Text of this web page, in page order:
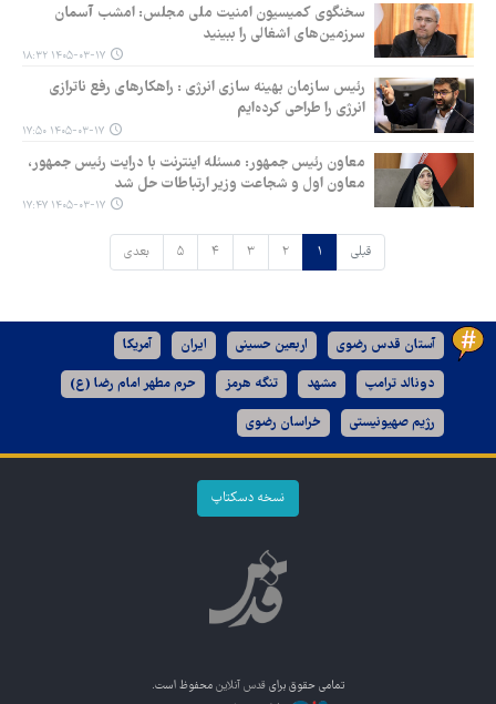
سخنگوی کمیسیون امنیت ملی مجلس: امشب آسمان
سرزمین‌های اشغالی را ببینید
۱۴۰۵-۰۳-۱۷ ۱۸:۳۲
رئیس سازمان بهینه سازی انرژی : راهکارهای رفع ناترازی
انرژی را طراحی کرده‌ایم
۱۴۰۵-۰۳-۱۷ ۱۷:۵۰
معاون رئیس جمهور: مسئله اینترنت با درایت رئیس‌ جمهور،
معاون اول و شجاعت وزیر ارتباطات حل شد
۱۴۰۵-۰۳-۱۷ ۱۷:۴۷
قبلی ۱ ۲ ۳ ۴ ۵ بعدی
آستان قدس رضوی اربعین حسینی ایران آمریکا
دونالد ترامپ مشهد تنگه هرمز حرم مطهر امام رضا (ع)
رژیم صهیونیستی خراسان رضوی
نسخه دسکتاپ
تمامی حقوق برای قدس آنلاین محفوظ است.